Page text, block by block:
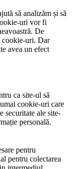
să analizăm și să
uri vor fi
De
cookie-uri. Dar
avea un efect
ca site-ul să
cookie-uri care
securitate ale site-
personală.
pentru
pentru colectarea